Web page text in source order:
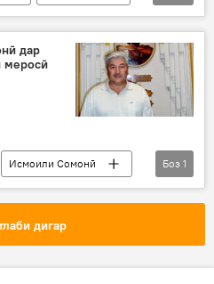
Ванҷ
дар
меросӣ
Исмоили Сомонӣ
Боз 1
дигар